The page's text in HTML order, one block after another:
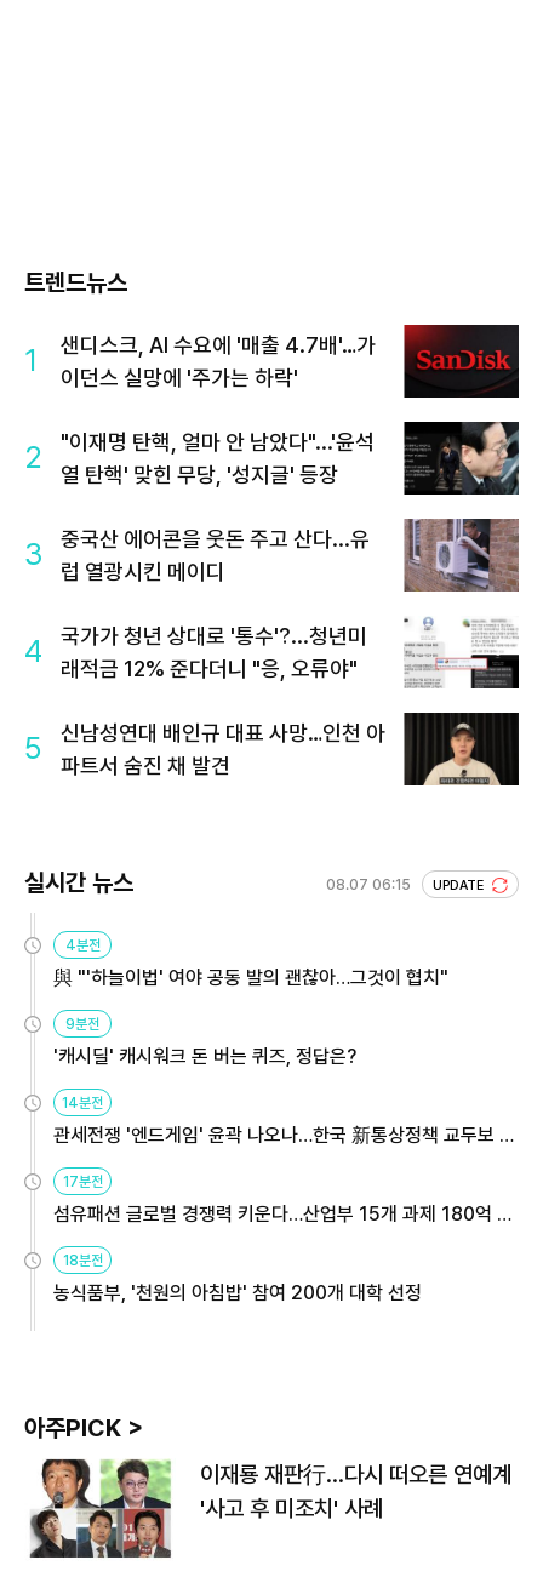
트렌드뉴스
1
샌디스크, AI 수요에 '매출 4.7배'…가
이던스 실망에 '주가는 하락'
2
"이재명 탄핵, 얼마 안 남았다"...'윤석
열 탄핵' 맞힌 무당, '성지글' 등장
3
중국산 에어콘을 웃돈 주고 산다...유
럽 열광시킨 메이디
4
국가가 청년 상대로 '통수'?...청년미
래적금 12% 준다더니 "응, 오류야"
5
신남성연대 배인규 대표 사망…인천 아
파트서 숨진 채 발견
실시간 뉴스 08.07 06:15 UPDATE
4분전
與 "'하늘이법' 여야 공동 발의 괜찮아…그것이 협치"
9분전
'캐시딜' 캐시워크 돈 버는 퀴즈, 정답은?
14분전
관세전쟁 '엔드게임' 윤곽 나오나…한국 新통상정책 교두보 활
17분전
섬유패션 글로벌 경쟁력 키운다…산업부 15개 과제 180억 지
18분전
농식품부, '천원의 아침밥' 참여 200개 대학 선정
아주PICK >
이재룡 재판行…다시 떠오른 연예계
'사고 후 미조치' 사례